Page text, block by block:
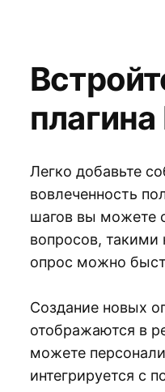
Легко добавьте
вовлеченность
шагов вы можете
вопросов,
опрос можно
Создание новых
отображаются в
можете
интегрируется с